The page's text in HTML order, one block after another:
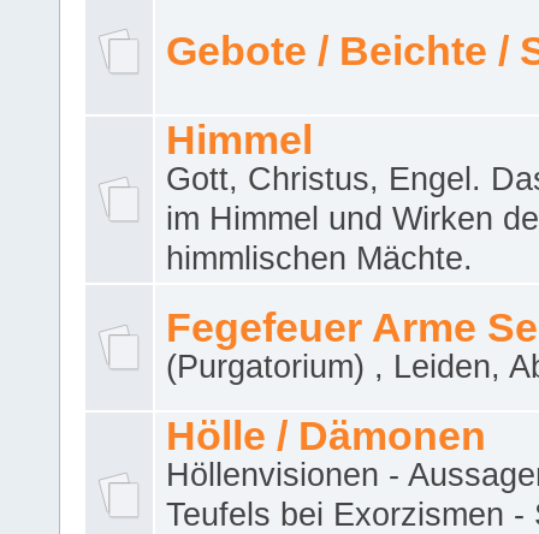
Gebote / Beichte /
Himmel
Gott, Christus, Engel.
im Himmel und Wirken
himmlischen Mächte.
Fegefeuer Arme
(Purgatorium) , Leiden,
Hölle / Dämonen
Höllenvisionen -
Teufels bei Exorzismen -